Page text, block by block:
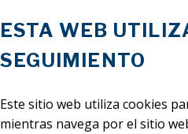
ESTA WEB
SEGUIMIENTO
Este sitio web utiliza cookies
mientras navega por el sitio